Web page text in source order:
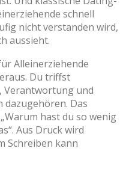
schnell
nicht verstanden wird,
aussieht.
Alleinerziehende
Du triffst
Verantwortung und
dazugehören. Das
hast du so wenig
Aus Druck wird
Schreiben kann